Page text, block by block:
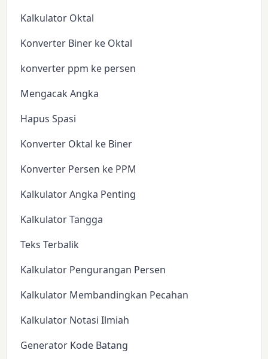
Kalkulator Oktal
Konverter Biner ke Oktal
konverter ppm ke persen
Mengacak Angka
Hapus Spasi
Konverter Oktal ke Biner
Konverter Persen ke PPM
Kalkulator Angka Penting
Kalkulator Tangga
Teks Terbalik
Kalkulator Pengurangan Persen
Kalkulator Membandingkan Pecahan
Kalkulator Notasi Ilmiah
Generator Kode Batang